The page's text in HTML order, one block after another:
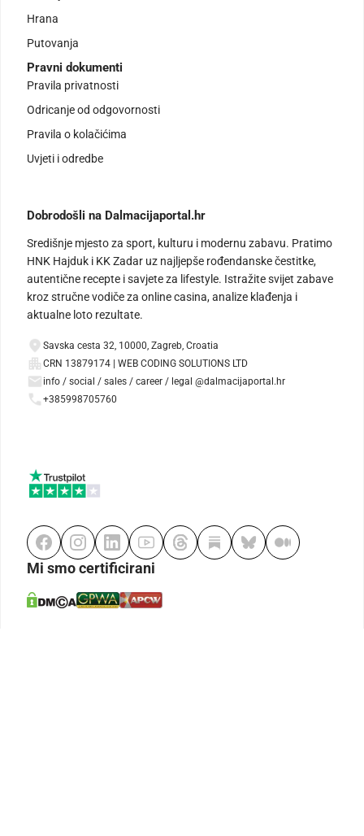
Hrana
Putovanja
Pravni dokumenti
Pravila privatnosti
Odricanje od odgovornosti
Pravila o kolačićima
Uvjeti i odredbe
Dobrodošli na Dalmacijaportal.hr
Središnje mjesto za sport, kulturu i modernu zabavu. Pratimo
HNK Hajduk i KK Zadar uz najljepše rođendanske čestitke,
autentične recepte i savjete za lifestyle. Istražite svijet zabave
kroz stručne vodiče za online casina, analize klađenja i
aktualne loto rezultate.
Savska cesta 32, 10000, Zagreb, Croatia
CRN 13879174 | WEB CODING SOLUTIONS LTD
info / social / sales / career / legal @dalmacijaportal.hr
+385998705760
Mi smo certificirani